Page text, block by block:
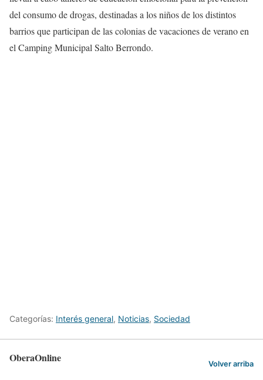
del consumo de drogas, destinadas a los niños de los distintos
barrios que participan de las colonias de vacaciones de verano en
el Camping Municipal Salto Berrondo.
Categorías: Interés general, Noticias, Sociedad
OberaOnline Volver arriba